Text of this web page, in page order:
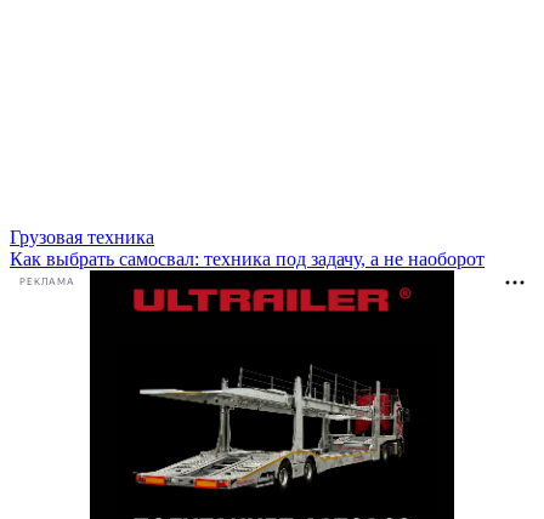
Грузовая техника
Как выбрать самосвал: техника под задачу, а не наоборот
РЕКЛАМА